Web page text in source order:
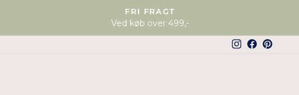
FRI FRAGT
Ved køb over 499,-
Instagram